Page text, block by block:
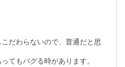
だわらないので、普通だと思
てもバグる時があります。